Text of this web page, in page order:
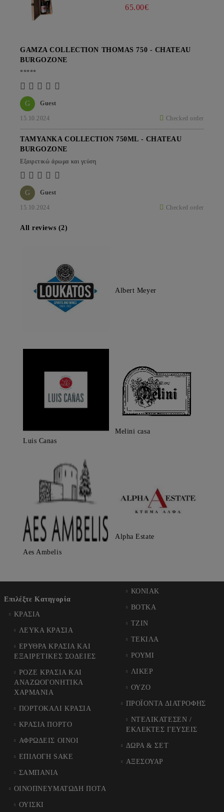
65.00€
G Guest
15.10.2024 Checked order
GAMZA COLLECTION THOMAS 750 - CHATEAU
BURGOZONE
*****
G Guest
15.10.2024 Checked order
TAMYANKA COLLECTION 750ML - CHATEAU
BURGOZONE
Εξαιρετικώ άρωμα και γεύση
All reviews (2)
Albert Meyer
Luis Canas
Melini casa
Aes Ambelis
Alpha Estate
Επιλέξτε Κατηγορία
ΚΡΑΣΙΑ
ΛΕΥΚΑ ΚΡΑΣΙΑ
ΕΡΥΘΡΑ ΚΡΑΣΙΑ ΚΑΙ
ΕΞΑΙΡΕΤΙΚΕΣ ΣΟΔΕΙΕΣ
ΡΟΖΕ ΚΡΑΣΙΑ ΚΑΙ
ΑΝΑΖΩΟΓΟΝΗΤΙΚΑ
ΧΑΡΜΑΝΙΑ
ΠΟΡΤΟΚΑΛΙ ΚΡΑΣΙΑ
ΚΡΑΣΙΑ ΠΟΡΤΟ
ΑΦΡΩΔΕΙΣ ΟΙΝΟΙ
ΕΠΙΛΟΓΗ SAKE
ΣΑΜΠΑΝΙΑ
ΟΙΝΟΠΝΕΥΜΑΤΩΔΗ ΠΟΤΑ
ΟΥΙΣΚΙ
ΚΟΝΙΑΚ
ΒΟΤΚΑ
ΤΖΙΝ
ΤΕΚΙΛΑ
ΡΟΥΜΙ
ΛΙΚΕΡ
ΟΥΖΟ
ΠΡΟΪΟΝΤΑ ΔΙΑΤΡΟΦΗΣ
ΝΤΕΛΙΚΑΤΕΣΕΝ /
ΕΚΛΕΚΤΕΣ ΓΕΥΣΕΙΣ
ΔΩΡΑ & ΣΕΤ
ΑΞΕΣΟΥΑΡ